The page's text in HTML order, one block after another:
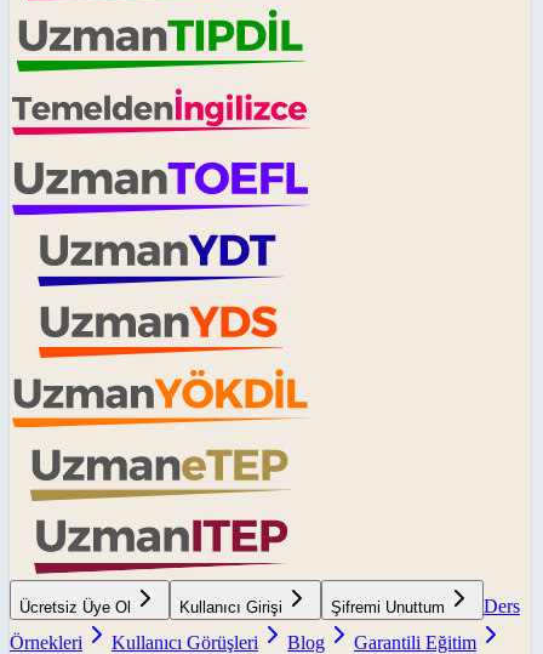
Ücretsiz Üye Ol Kullanıcı Girişi Şifremi Unuttum
Ders
Örnekleri
Kullanıcı Görüşleri Blog
Garantili Eğitim